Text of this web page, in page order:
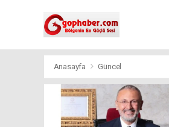
Anasayfa Güncel